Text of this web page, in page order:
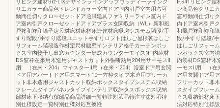
リビング建材Biz-LIXデザインラインアップウッディーラインク
リエカラー商品色トレンドカラー室内ドア室内引戸室内用窓可
動間仕切りクローゼットドア通風建具ファミリーライン室内ド
ア室内引戸クローゼットドアドアプラス玄関収納（WL）新和風
戸襖和襖和障子定尺材床材床材床造作材床暖房システム階段/手
すり階段/手すり階段ユニット手すりロフトはしご屋根裏はしご
リフォーム階段造作材定尺材腰壁インテリア格子カーテンボッ
クス室内物干し出窓カウンター集成カウンターモイスNT内装材
DS窓枠在来用木造用ジャストカット外張断熱用204用サーモスⅡ
用 （在来・204）マイスターⅡ用（在来・204）浴室ドア用玄関
ドア用アパートドア用スマート10一方枠タイプ木造用フリーカ
ット非木造用ジャストカット収納ボックスタイプシステム収納
フレームタイプパネルタイプインテリア収納タスボックス収納
部材床下収納有償部品商品詳細一覧特注対応品特注寸法対応特
別仕様設定一覧特別仕様対応互換性
P.941リビング建
ン商品色クリエ
窓可動間仕切り
内ドア室内引戸
和風戸襖和襖和
段/手すり階段/手
はしごリフォー
ンボックス室内
内装材DS窓枠木
ーモスⅡ用 （在
ア用玄関ドア用
フリーカット非
スタイプフレー
クス収納部材床
法対応特別仕様